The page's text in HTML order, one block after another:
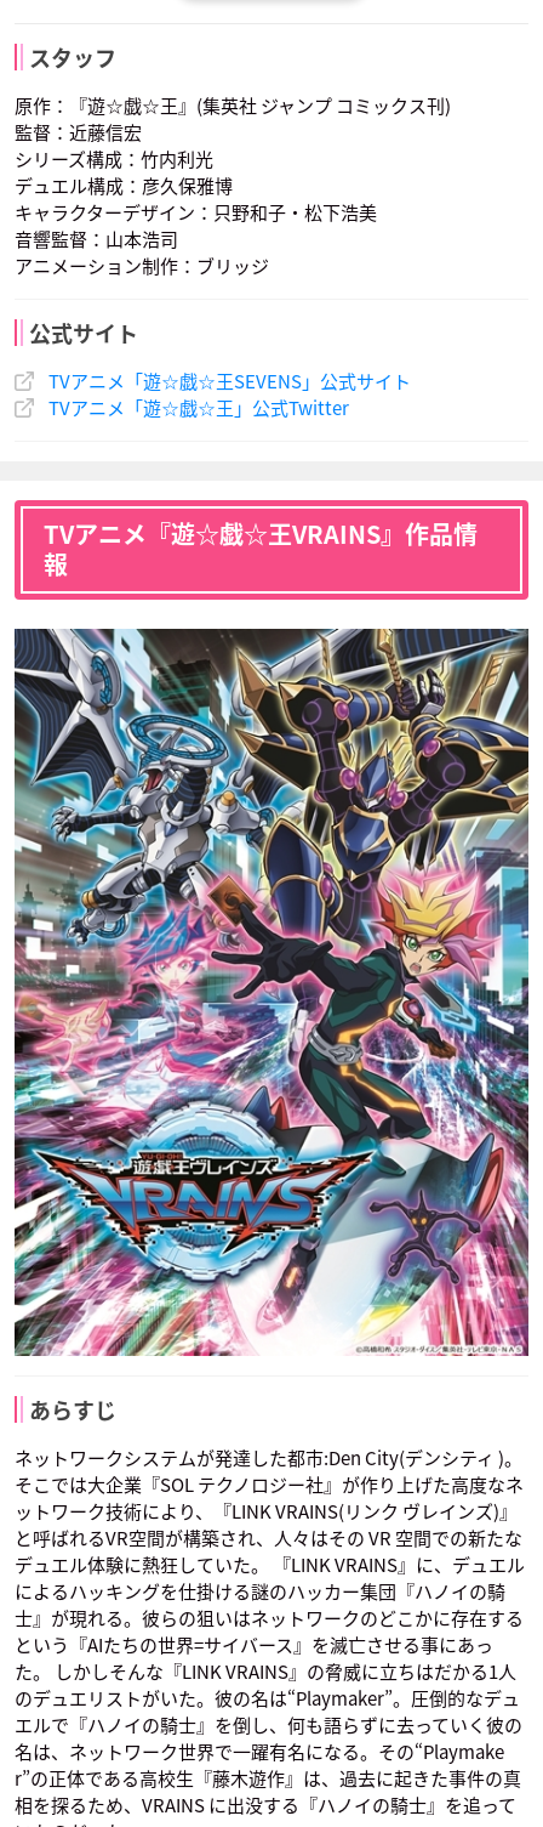
セバスチャン
唯野あかり 斉藤壮馬
伊瀬結陸
グルグル
声優：楠木ともり
オーティス 霧島ロア
セバスチャン
声優：多田野曜平
ユウロ
声優：江口拓也
ユウジーン
声優：矢野正明
ユウカ
声優：唯野あかり
ユウラン
声優：斉藤壮馬
ユウオウ
声優：山下大輝
グルグル
声優：伊瀬結陸
スタッフ
原作：『遊☆戯☆王』(集英社 ジャンプ コミックス刊)
監督：近藤信宏
シリーズ構成：竹内利光
デュエル構成：彦久保雅博
キャラクターデザイン：只野和子・松下浩美
音響監督：山本浩司
アニメーション制作：ブリッジ
公式サイト
TVアニメ「遊☆戯☆王SEVENS」公式サイト
TVアニメ「遊☆戯☆王」公式Twitter
TVアニメ『遊☆戯☆王VRAINS』作品情
報
あらすじ
ネットワークシステムが発達した都市:Den City(デンシティ )。
そこでは大企業『SOL テクノロジー社』が作り上げた高度なネ
ットワーク技術により、『LINK VRAINS(リンク ヴレインズ)』
と呼ばれるVR空間が構築され、人々はその VR 空間での新たな
デュエル体験に熱狂していた。 『LINK VRAINS』に、デュエル
によるハッキングを仕掛ける謎のハッカー集団『ハノイの騎
士』が現れる。彼らの狙いはネットワークのどこかに存在する
という『AIたちの世界=サイバース』を滅亡させる事にあっ
た。 しかしそんな『LINK VRAINS』の脅威に立ちはだかる1人
のデュエリストがいた。彼の名は“Playmaker”。圧倒的なデュ
エルで『ハノイの騎士』を倒し、何も語らずに去っていく彼の
名は、ネットワーク世界で一躍有名になる。その“Playmake
r”の正体である高校生『藤木遊作』は、過去に起きた事件の真
相を探るため、VRAINS に出没する『ハノイの騎士』を追って